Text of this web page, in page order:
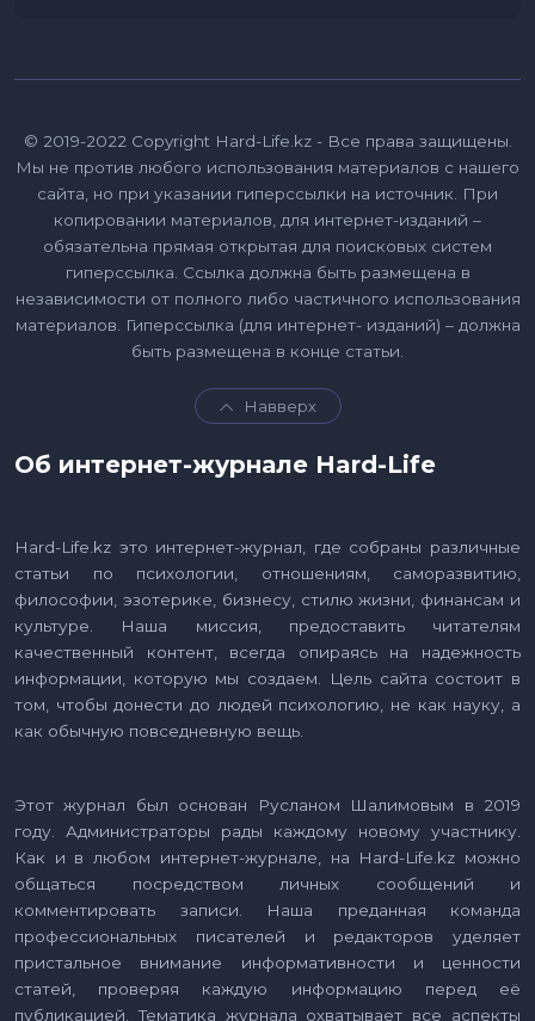
© 2019-2022 Copyright Hard-Life.kz - Все права защищены.
Мы не против любого использования материалов с нашего
сайта, но при указании гиперссылки на источник. При
копировании материалов, для интернет-изданий –
обязательна прямая открытая для поисковых систем
гиперссылка. Ссылка должна быть размещена в
независимости от полного либо частичного использования
материалов. Гиперссылка (для интернет- изданий) – должна
быть размещена в конце статьи.
Навверх
Об интернет-журнале Hard-Life
Hard-Life.kz это интернет-журнал, где собраны различные
статьи по психологии, отношениям, саморазвитию,
философии, эзотерике, бизнесу, стилю жизни, финансам и
культуре. Наша миссия, предоставить читателям
качественный контент, всегда опираясь на надежность
информации, которую мы создаем. Цель сайта состоит в
том, чтобы донести до людей психологию, не как науку, а
как обычную повседневную вещь.
Этот журнал был основан Русланом Шалимовым в 2019
году. Администраторы рады каждому новому участнику.
Как и в любом интернет-журнале, на Hard-Life.kz можно
общаться посредством личных сообщений и
комментировать записи. Наша преданная команда
профессиональных писателей и редакторов уделяет
пристальное внимание информативности и ценности
статей, проверяя каждую информацию перед её
публикацией. Тематика журнала охватывает все аспекты